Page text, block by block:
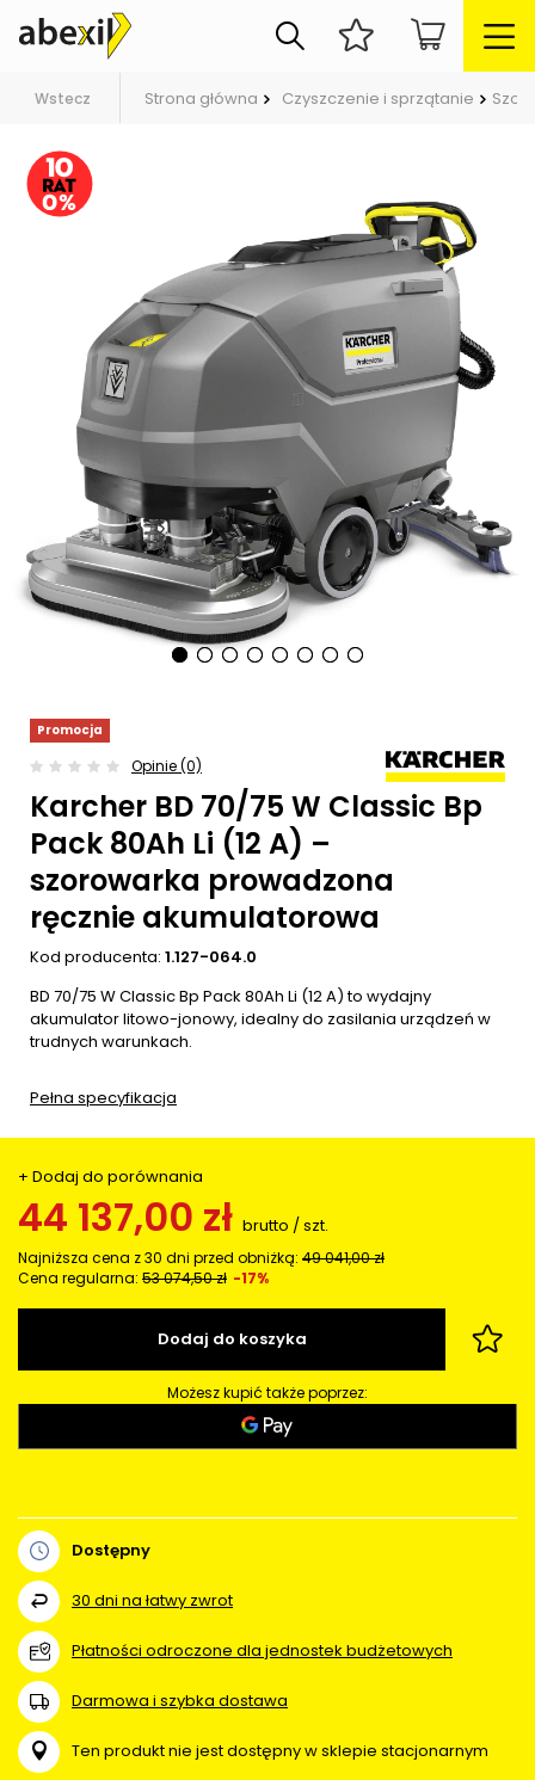
Wstecz Strona główna Czyszczenie i sprzątanie
Promocja
Opinie (0)
Karcher BD 70/75 W Classic Bp
Pack 80Ah Li (12 A) –
szorowarka prowadzona
ręcznie akumulatorowa
Kod producenta: 1.127-064.0
BD 70/75 W Classic Bp Pack 80Ah Li (12 A) to wydajny
akumulator litowo-jonowy, idealny do zasilania urządzeń w
trudnych warunkach.
Pełna specyfikacja
+ Dodaj do porównania
44 137,00 zł brutto /szt.
Najniższa cena z 30 dni przed obniżką: 49 041,00 zł
Cena regularna: 53 074,50 zł -17%
Dodaj do koszyka
Możesz kupić także poprzez:
Dostępny
30 dni na łatwy zwrot
Płatności odroczone dla jednostek budżetowych
Darmowa i szybka dostawa
Ten produkt nie jest dostępny w sklepie stacjonarnym